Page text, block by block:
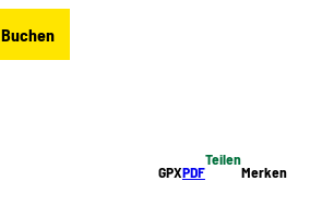
Buchen
GPXPDF
Teilen
Merken